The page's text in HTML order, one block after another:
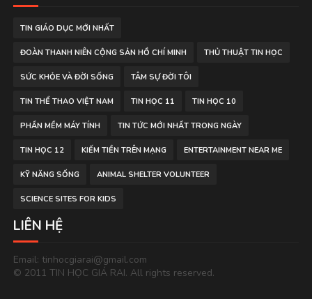
TIN GIÁO DỤC MỚI NHẤT
ĐOÀN THANH NIÊN CỘNG SẢN HỒ CHÍ MINH THỦ THUẬT TIN HỌC
SỨC KHỎE VÀ ĐỜI SỐNG TÂM SỰ ĐỜI TÔI
TIN THỂ THAO VIỆT NAM TIN HỌC 11 TIN HỌC 10
PHẦN MỀM MÁY TÍNH TIN TỨC MỚI NHẤT TRONG NGÀY
TIN HỌC 12 KIẾM TIỀN TRÊN MẠNG ENTERTAINMENT NEAR ME
KỸ NĂNG SỐNG ANIMAL SHELTER VOLUNTEER
SCIENCE SITES FOR KIDS
LIÊN HỆ
Email: tinhocgiarai@gmail.com
© 2011 TIN HỌC GIÁ RAI. All rights reserved.